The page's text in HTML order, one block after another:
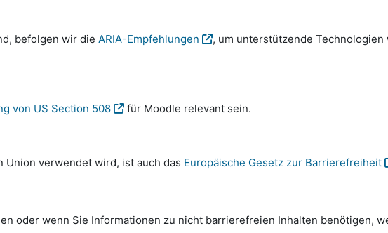
befolgen wir die ARIA-Empfehlungen
, um unterstützende
von US Section 508 für Moodle relevant sein.
Union verwendet wird, ist auch das Europäische Gesetz zur Barrierefreiheit
oder wenn Sie Informationen zu nicht barrierefreien Inhalten benötigen,